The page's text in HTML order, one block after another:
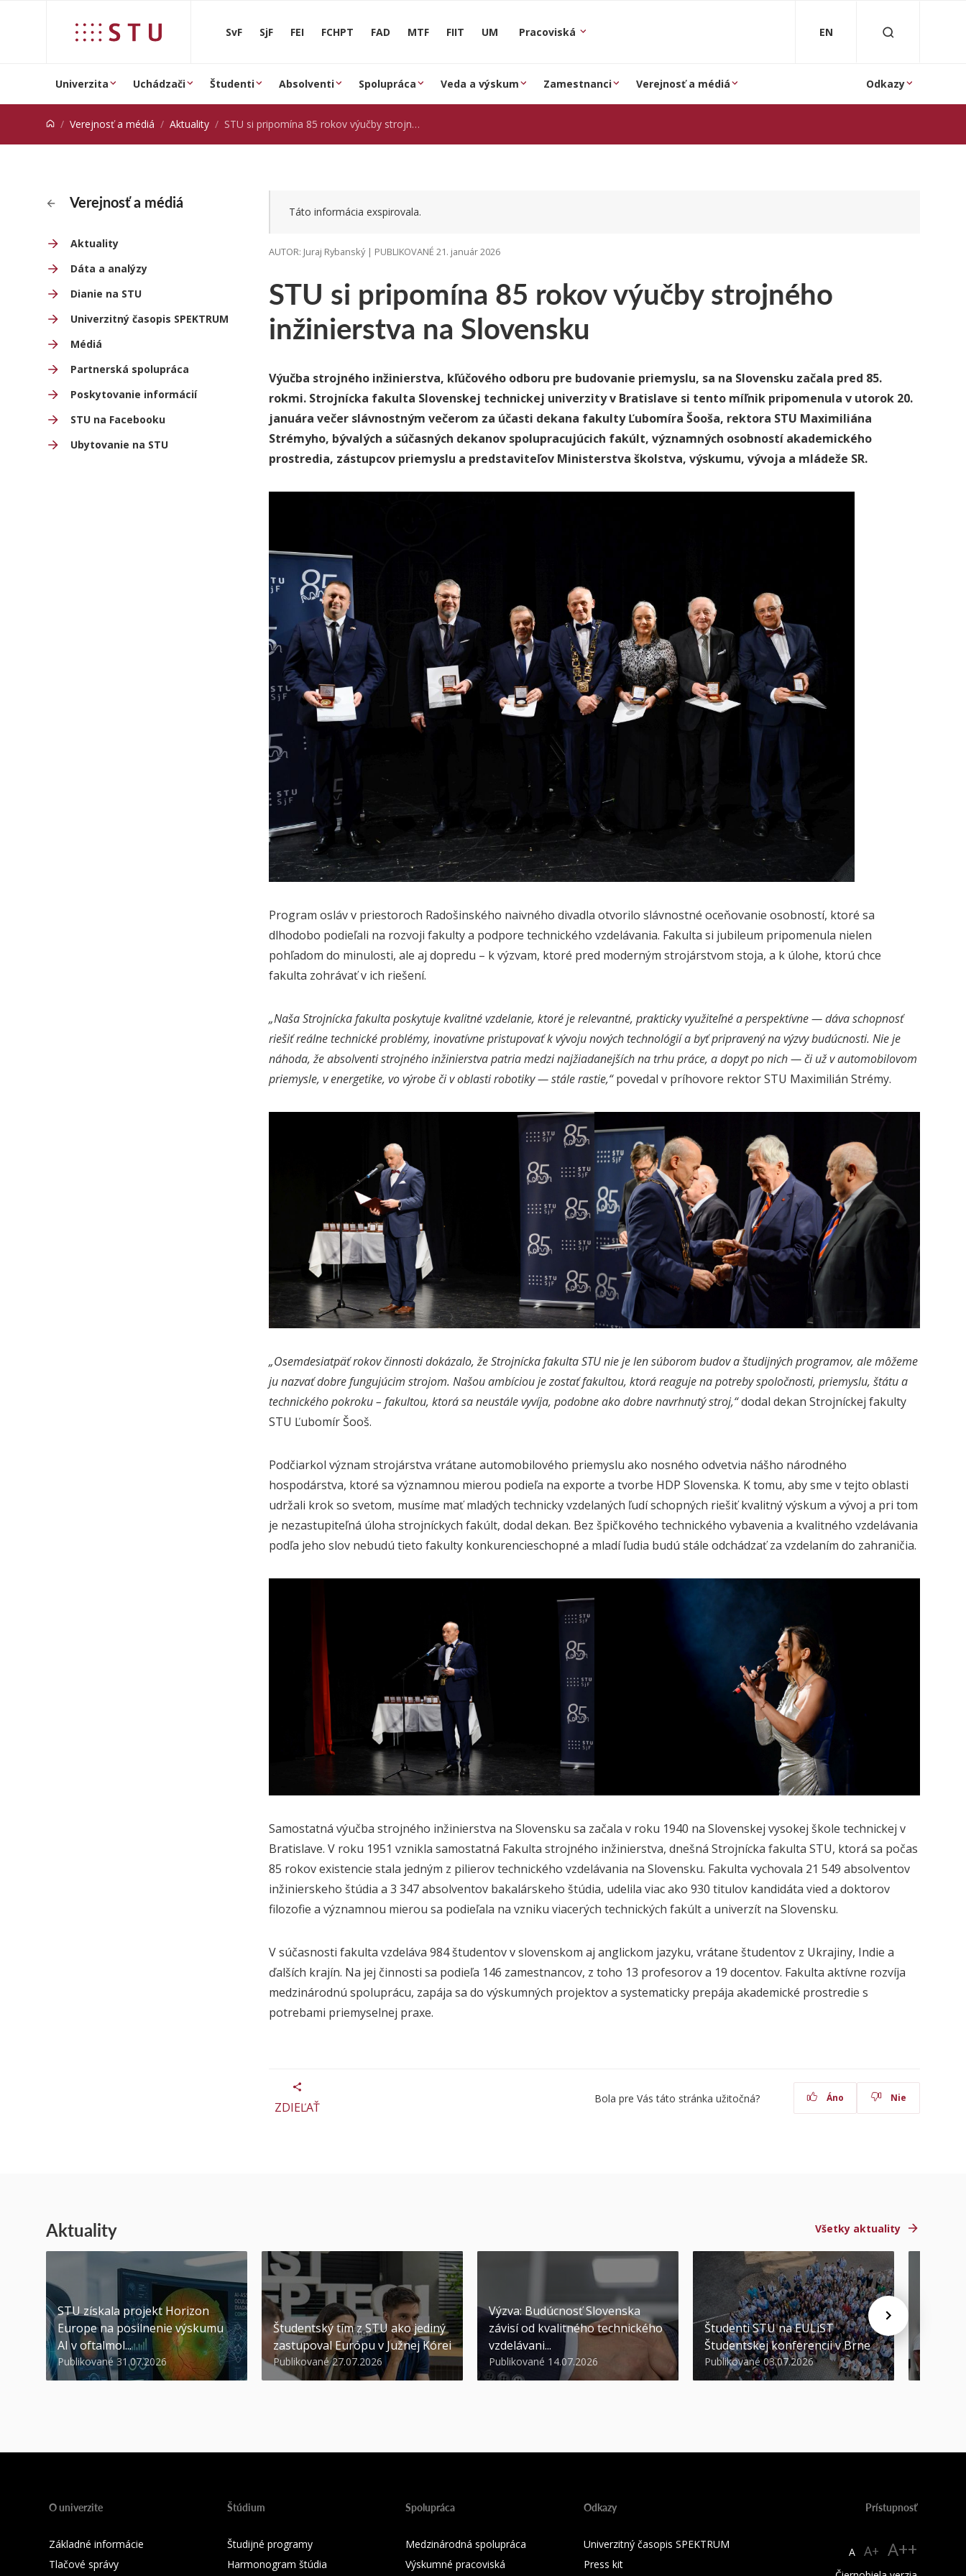
SvF SjF FEI FCHPT FAD MTF FIIT UM Pracoviská EN
Univerzita Uchádzači Študenti Absolventi Spolupráca Veda a výskum Zamestnanci Verejnosť a médiá Odkazy
Verejnosť a médiá Aktuality STU si pripomína 85 rokov výučby strojného inžinierstva na Slovensku
Verejnosť a médiá
Aktuality
Dáta a analýzy
Dianie na STU
Univerzitný časopis SPEKTRUM
Médiá
Partnerská spolupráca
Poskytovanie informácií
STU na Facebooku
Ubytovanie na STU
STU si pripomína 85 rokov výučby strojného
inžinierstva na Slovensku
Táto informácia exspirovala.
AUTOR: Juraj Rybanský | PUBLIKOVANÉ 21. január 2026
Výučba strojného inžinierstva, kľúčového odboru pre budovanie priemyslu, sa na Slovensku začala pred 85.
rokmi. Strojnícka fakulta Slovenskej technickej univerzity v Bratislave si tento míľnik pripomenula v utorok 20.
januára večer slávnostným večerom za účasti dekana fakulty Ľubomíra Šooša, rektora STU Maximiliána
Strémyho, bývalých a súčasných dekanov spolupracujúcich fakúlt, významných osobností akademického
prostredia, zástupcov priemyslu a predstaviteľov Ministerstva školstva, výskumu, vývoja a mládeže SR.
Program osláv v priestoroch Radošinského naivného divadla otvorilo slávnostné oceňovanie osobností, ktoré sa
dlhodobo podieľali na rozvoji fakulty a podpore technického vzdelávania. Fakulta si jubileum pripomenula nielen
pohľadom do minulosti, ale aj dopredu – k výzvam, ktoré pred moderným strojárstvom stoja, a k úlohe, ktorú chce
fakulta zohrávať v ich riešení.
„Naša Strojnícka fakulta poskytuje kvalitné vzdelanie, ktoré je relevantné, prakticky využiteľné a perspektívne — dáva schopnosť
riešiť reálne technické problémy, inovatívne pristupovať k vývoju nových technológií a byť pripravený na výzvy budúcnosti. Nie je
náhoda, že absolventi strojného inžinierstva patria medzi najžiadanejších na trhu práce, a dopyt po nich — či už v automobilovom
priemysle, v energetike, vo výrobe či v oblasti robotiky — stále rastie,“povedal v príhovore rektor STU Maximilián Strémy.
„Osemdesiatpäť rokov činnosti dokázalo, že Strojnícka fakulta STU nie je len súborom budov a študijných programov, ale môžeme
ju nazvať dobre fungujúcim strojom. Našou ambíciou je zostať fakultou, ktorá reaguje na potreby spoločnosti, priemyslu, štátu a
technického pokroku – fakultou, ktorá sa neustále vyvíja, podobne ako dobre navrhnutý stroj,“dodal dekan Strojníckej fakulty
STU Ľubomír Šooš.
Podčiarkol význam strojárstva vrátane automobilového priemyslu ako nosného odvetvia nášho národného
hospodárstva, ktoré sa významnou mierou podieľa na exporte a tvorbe HDP Slovenska. K tomu, aby sme v tejto oblasti
udržali krok so svetom, musíme mať mladých technicky vzdelaných ľudí schopných riešiť kvalitný výskum a vývoj a pri tom
je nezastupiteľná úloha strojníckych fakúlt, dodal dekan. Bez špičkového technického vybavenia a kvalitného vzdelávania
podľa jeho slov nebudú tieto fakulty konkurencieschopné a mladí ľudia budú stále odchádzať za vzdelaním do zahraničia.
Samostatná výučba strojného inžinierstva na Slovensku sa začala v roku 1940 na Slovenskej vysokej škole technickej v
Bratislave. V roku 1951 vznikla samostatná Fakulta strojného inžinierstva, dnešná Strojnícka fakulta STU, ktorá sa počas
85 rokov existencie stala jedným z pilierov technického vzdelávania na Slovensku. Fakulta vychovala 21 549 absolventov
inžinierskeho štúdia a 3 347 absolventov bakalárskeho štúdia, udelila viac ako 930 titulov kandidáta vied a doktorov
filozofie a významnou mierou sa podieľala na vzniku viacerých technických fakúlt a univerzít na Slovensku.
V súčasnosti fakulta vzdeláva 984 študentov v slovenskom aj anglickom jazyku, vrátane študentov z Ukrajiny, Indie a
ďalších krajín. Na jej činnosti sa podieľa 146 zamestnancov, z toho 13 profesorov a 19 docentov. Fakulta aktívne rozvíja
medzinárodnú spoluprácu, zapája sa do výskumných projektov a systematicky prepája akademické prostredie s
potrebami priemyselnej praxe.
ZDIEĽAŤ
Bola pre Vás táto stránka užitočná? Áno Nie
Aktuality Všetky aktuality
STU získala projekt Horizon
Europe na posilnenie výskumu
AI v oftalmol...
Publikované 31.07.2026
Študentský tím z STU ako jediný
zastupoval Európu v Južnej Kórei
Publikované 27.07.2026
Výzva: Budúcnosť Slovenska
závisí od kvalitného technického
vzdelávani...
Publikované 14.07.2026
Študenti STU na EULiST
Študentskej konferencii v Brne
Publikované 03.07.2026
O univerzite
Základné informácie
Tlačové správy
Štúdium
Študijné programy
Harmonogram štúdia
Spolupráca
Medzinárodná spolupráca
Výskumné pracoviská
Odkazy
Univerzitný časopis SPEKTRUM
Press kit
Prístupnosť
A A+ A++